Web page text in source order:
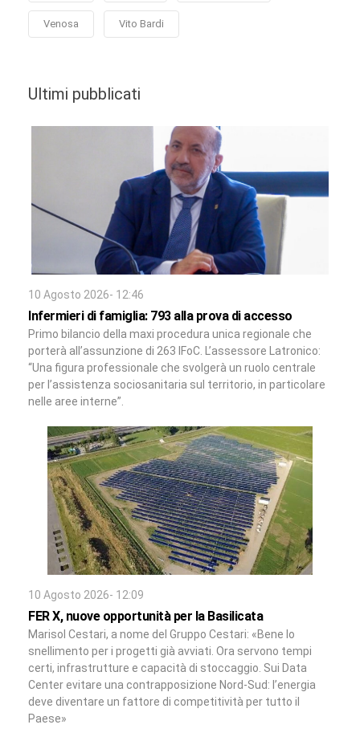
Venosa Vito Bardi
Ultimi pubblicati
10 Agosto 2026- 12:46
Infermieri di famiglia: 793 alla prova di accesso
Primo bilancio della maxi procedura unica regionale che
porterà all’assunzione di 263 IFoC. L’assessore Latronico:
“Una figura professionale che svolgerà un ruolo centrale
per l’assistenza sociosanitaria sul territorio, in particolare
nelle aree interne”.
10 Agosto 2026- 12:09
FER X, nuove opportunità per la Basilicata
Marisol Cestari, a nome del Gruppo Cestari: «Bene lo
snellimento per i progetti già avviati. Ora servono tempi
certi, infrastrutture e capacità di stoccaggio. Sui Data
Center evitare una contrapposizione Nord-Sud: l’energia
deve diventare un fattore di competitività per tutto il
Paese»